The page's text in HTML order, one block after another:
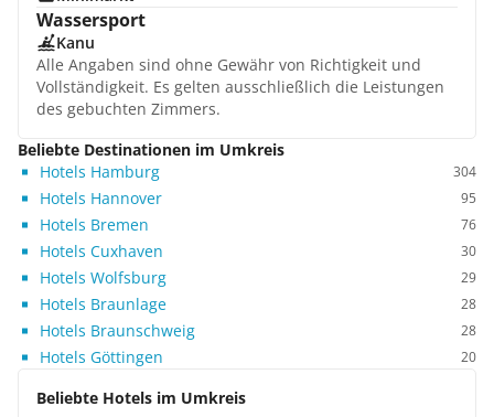
Wassersport
Kanu
Alle Angaben sind ohne Gewähr von Richtigkeit und
Vollständigkeit. Es gelten ausschließlich die Leistungen
des gebuchten Zimmers.
Beliebte Destinationen im Umkreis
Hotels Hamburg
304
Hotels Hannover 95
Hotels Bremen 76
Hotels Cuxhaven 30
Hotels Wolfsburg 29
Hotels Braunlage 28
Hotels Braunschweig 28
Hotels Göttingen 20
Beliebte Hotels im Umkreis